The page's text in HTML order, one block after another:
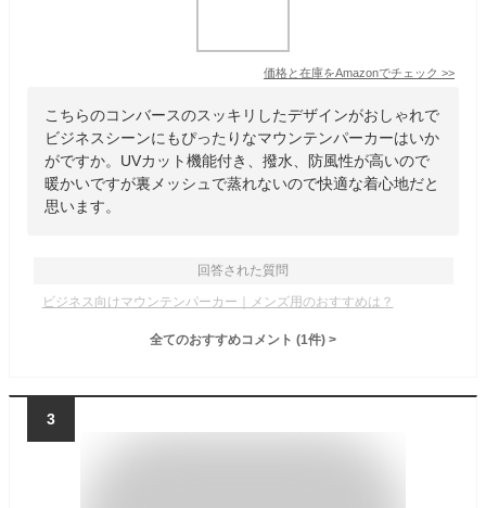
価格と在庫をAmazonでチェック >>
こちらのコンバースのスッキリしたデザインがおしゃれで
ビジネスシーンにもぴったりなマウンテンパーカーはいか
がですか。UVカット機能付き、撥水、防風性が高いので
暖かいですが裏メッシュで蒸れないので快適な着心地だと
思います。
回答された質問
ビジネス向けマウンテンパーカー｜メンズ用のおすすめは？
全てのおすすめコメント (1件) >
3